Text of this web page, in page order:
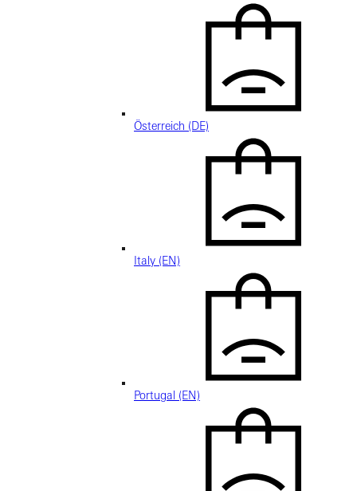
Österreich (DE)
Italy (EN)
Portugal (EN)